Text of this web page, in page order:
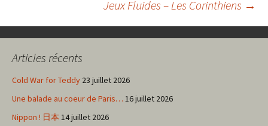
des
articles
Jeux Fluides – Les Corinthiens →
Articles récents
Cold War for Teddy 23 juillet 2026
Une balade au coeur de Paris… 16 juillet 2026
Nippon ! 日本 14 juillet 2026